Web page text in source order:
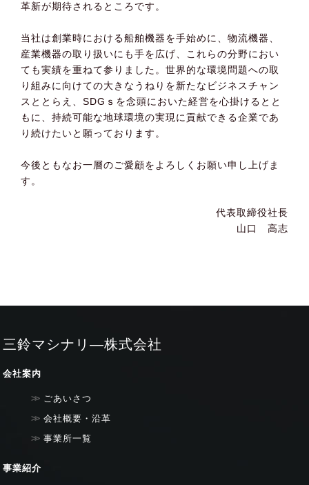
革新が期待されるところです。
当社は創業時における船舶機器を手始めに、物流機器、
産業機器の取り扱いにも手を広げ、これらの分野におい
ても実績を重ねて参りました。世界的な環境問題への取
り組みに向けての大きなうねりを新たなビジネスチャン
スととらえ、SDGｓを念頭においた経営を心掛けるとと
もに、持続可能な地球環境の実現に貢献できる企業であ
り続けたいと願っております。
今後ともなお一層のご愛顧をよろしくお願い申し上げま
す。
代表取締役社長
山口 高志
三鈴マシナリ―株式会社
会社案内
ごあいさつ
会社概要・沿革
事業所一覧
事業紹介